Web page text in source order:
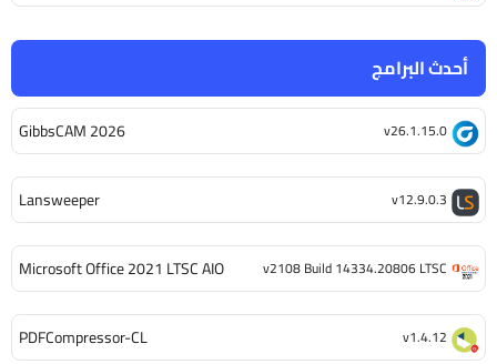
أحدث البرامج
GibbsCAM 2026 v26.1.15.0
Lansweeper v12.9.0.3
Microsoft Office 2021 LTSC AIO v2108 Build 14334.20806 LTSC
PDFCompressor-CL v1.4.12